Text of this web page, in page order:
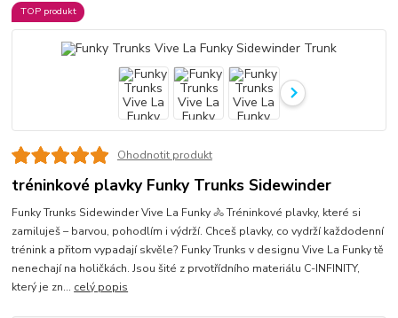
TOP produkt
Ohodnotit produkt
tréninkové plavky Funky Trunks Sidewinder
Funky Trunks Sidewinder Vive La Funky 🚴 Tréninkové plavky, které si
zamiluješ – barvou, pohodlím i výdrží. Chceš plavky, co vydrží každodenní
trénink a přitom vypadají skvěle? Funky Trunks v designu Vive La Funky tě
nenechají na holičkách. Jsou šité z prvotřídního materiálu C-INFINITY,
který je zn... celý popis